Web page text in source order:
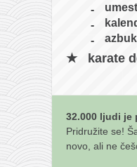
karate
32.000 ljudi je
Pridružite se!
novo, ali ne